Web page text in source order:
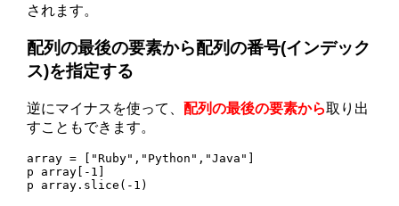
されます。
配列の最後の要素から配列の番号(インデック
ス)を指定する
逆にマイナスを使って、配列の最後の要素から取り出
すこともできます。
array = ["Ruby","Python","Java"]
p array[-1]